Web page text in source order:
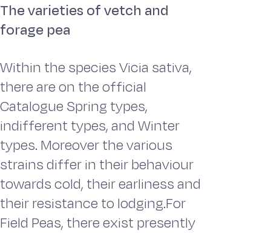
The varieties of vetch and
forage pea
Within the species Vicia sativa,
there are on the official
Catalogue Spring types,
indifferent types, and Winter
types. Moreover the various
strains differ in their behaviour
towards cold, their earliness and
their resistance to lodging.For
Field Peas, there exist presently